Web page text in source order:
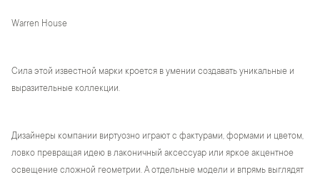
Warren House
Сила этой известной марки кроется в умении создавать уникальные и
выразительные коллекции.
Дизайнеры компании виртуозно играют с фактурами, формами и цветом,
ловко превращая идею в лаконичный аксессуар или яркое акцентное
освещение сложной геометрии. А отдельные модели и впрямь выглядят